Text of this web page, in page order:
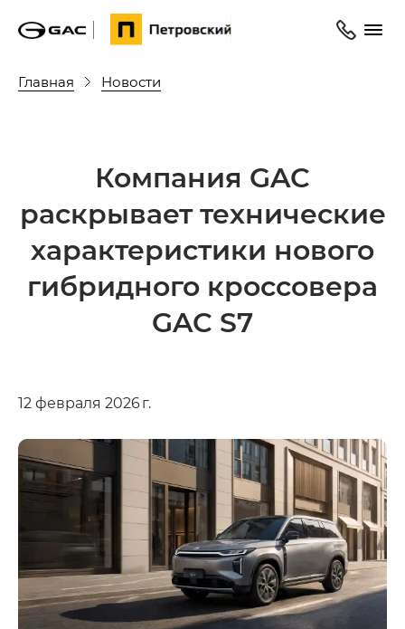
Главная Новости
Компания GAC
раскрывает технические
характеристики нового
гибридного кроссовера
GAC S7
12 февраля 2026 г.